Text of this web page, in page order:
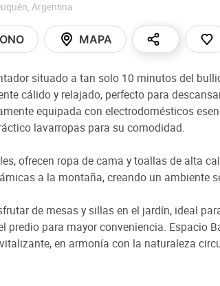
, Argentina
MAPA
situado a tan solo 10 minutos del
cálido y relajado, perfecto para
equipada con electrodomésticos
lavarropas para su comodidad.
ofrecen ropa de cama y toallas de alta
a la montaña, creando un ambiente
de mesas y sillas en el jardín, ideal
predio para mayor conveniencia. Espacio
en armonía con la naturaleza